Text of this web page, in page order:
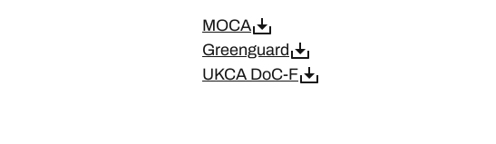
MOCA
Greenguard
UKCA DoC-F